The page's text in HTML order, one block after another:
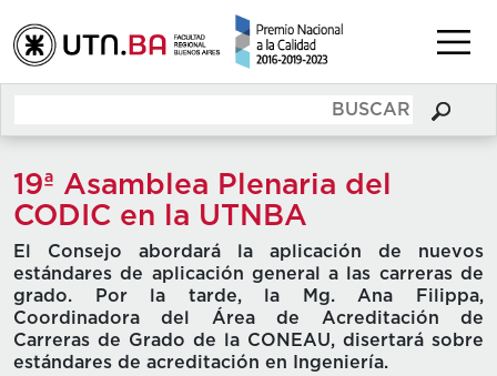
19ª Asamblea Plenaria del
CODIC en la UTNBA
El Consejo abordará la aplicación de nuevos
estándares de aplicación general a las carreras de
grado. Por la tarde, la Mg. Ana Filippa,
Coordinadora del Área de Acreditación de
Carreras de Grado de la CONEAU, disertará sobre
estándares de acreditación en Ingeniería.